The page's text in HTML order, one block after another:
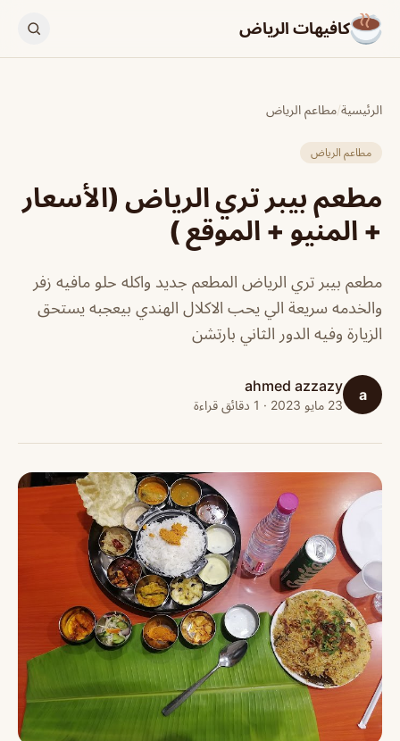
كافيهات الرياض
الرئيسية/مطاعم الرياض
مطاعم الرياض
مطعم بيبر تري الرياض (الأسعار
+ المنيو + الموقع )
مطعم بيبر تري الرياض المطعم جديد واكله حلو مافيه زفر
والخدمه سريعة الي يحب الاكلال الهندي بيعجبه يستحق
الزيارة وفيه الدور الثاني بارتشن
a
ahmed azzazy
23 مايو 2023 · 1 دقائق قراءة